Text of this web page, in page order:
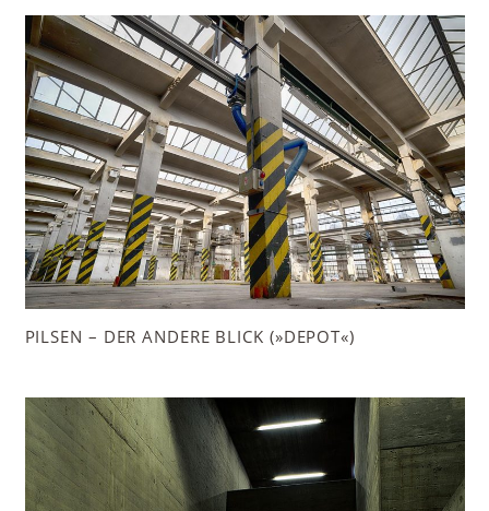
PILSEN – DER ANDERE BLICK (»DEPOT«)